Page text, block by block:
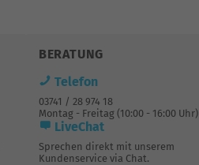
BERATUNG
Telefon
03741 / 28 974 18
Montag - Freitag (10:00 - 16:00 Uhr)
LiveChat
Sprechen direkt mit unserem
Kundenservice via Chat.